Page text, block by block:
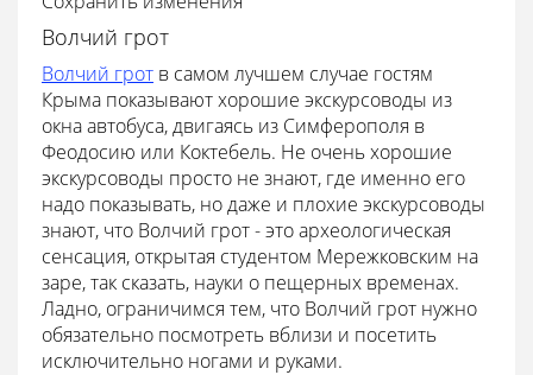
Волчий грот
Волчий грот в самом лучшем случае гостям
Крыма показывают хорошие экскурсоводы из
окна автобуса, двигаясь из Симферополя в
Феодосию или Коктебель. Не очень хорошие
экскурсоводы просто не знают, где именно его
надо показывать, но даже и плохие экскурсоводы
знают, что Волчий грот - это археологическая
сенсация, открытая студентом Мережковским на
заре, так сказать, науки о пещерных временах.
Ладно, ограничимся тем, что Волчий грот нужно
обязательно посмотреть вблизи и посетить
исключительно ногами и руками.